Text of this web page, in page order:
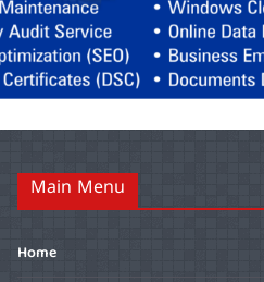
Main Menu
Home